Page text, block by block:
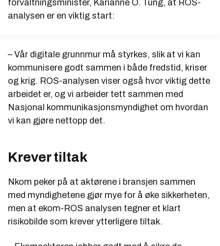
forvaltningsminister, Karianne O. Tung, at ROS-
analysen er en viktig start:
– Vår digitale grunnmur må styrkes, slik at vi kan
kommunisere godt sammen i både fredstid, kriser
og krig. ROS-analysen viser også hvor viktig dette
arbeidet er, og vi arbeider tett sammen med
Nasjonal kommunikasjonsmyndighet om hvordan
vi kan gjøre nettopp det.
Krever tiltak
Nkom peker på at aktørene i bransjen sammen
med myndighetene gjør mye for å øke sikkerheten,
men at ekom-ROS analysen tegner et klart
risikobilde som krever ytterligere tiltak.